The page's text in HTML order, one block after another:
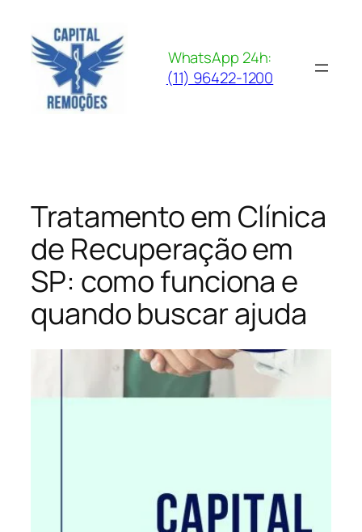
para
conteúdo
WhatsApp 24h:
(11) 96422-1200
Tratamento em Clínica
de Recuperação em
SP: como funciona e
quando buscar ajuda